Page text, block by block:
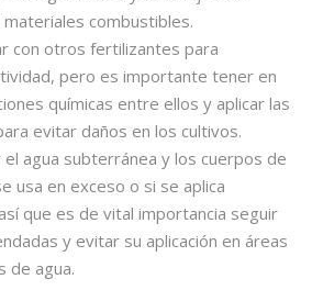
combustibles.
con otros fertilizantes para
pero es importante tener en
químicas entre ellos y aplicar las
evitar daños en los cultivos.
el agua subterránea y los cuerpos de
usa en exceso o si se aplica
que es de vital importancia seguir
y evitar su aplicación en áreas
de agua.